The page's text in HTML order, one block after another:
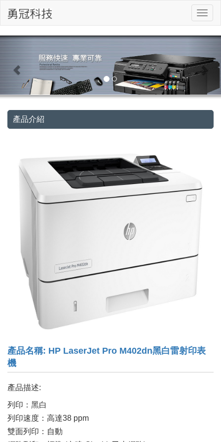
切
換
導
產品介紹
產品名稱: HP LaserJet Pro M402dn黑白雷射印表
機
產品描述:
列印：黑白
列印速度：高達38 ppm
雙面列印：自動